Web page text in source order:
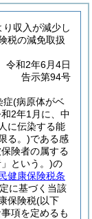
収入が減少し
税の減免取扱
令和2年6月4日
告示第94号
症(病原体がベ
2年1月に、中
に伝染する能
る。)である感
険者の属する
という。)の
健康保険税条
に基づく当該
保険税(以下
項を定めるも